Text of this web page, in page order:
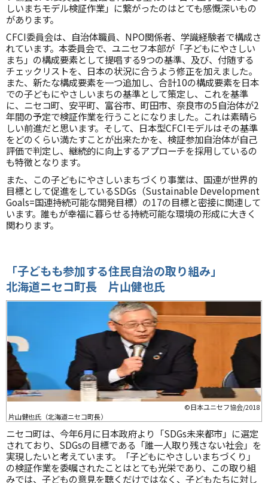
しいまちモデル検証作業」に繋がったのはとても感慨深いもの
があります。
CFCI委員会は、自治体職員、NPO関係者、学識経験者で構成さ
れています。本委員会で、ユニセフ本部が「子どもにやさしい
まち」の構成要素として提唱する9つの基準、及び、付随する
チェックリストを、日本の状況に合うよう修正を加えました。
また、新たな構成要素を一つ追加し、合計10の構成要素を日本
での子どもにやさしいまちの基準として策定し、これを基準
に、ニセコ町、安平町、富谷市、町田市、奈良市の5自治体が2
年間の予定で検証作業を行うことになりました。これは素晴ら
しい前進だと思います。そして、日本型CFCIモデルはその基準
をどのくらい満たすことが出来たかを、検証参加自治体が自己
評価で判定し、継続的に向上するアプローチを採用しているの
も特徴となります。
また、この子どもにやさしいまちづくり事業は、国連が世界的
目標として促進をしているSDGs（Sustainable Development
Goals=国連持続可能な開発目標）の17の目標と密接に関連して
います。誰もが幸福に暮らせる持続可能な環境の形成に大きく
関わります。
「子どもも参加する住民自治の取り組み」
北海道ニセコ町長 片山健也氏
©日本ユニセフ協会/2018
片山健也氏（北海道ニセコ町長）
ニセコ町は、今年6月に日本政府より「SDGs未来都市」に選定
されており、SDGsの目標である「誰一人取り残さない社会」を
実現したいと考えています。「子どもにやさしいまちづくり」
の検証作業を委嘱されたことはとても光栄であり、この取り組
みでは、子どもの意見を聴くだけではなく、子どもたちに対し